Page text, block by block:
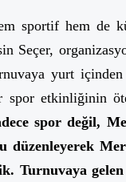
sportif hem de
Seçer,
yurt içinden
spor etkinliğinin
spor değil,
düzenleyerek
Turnuvaya